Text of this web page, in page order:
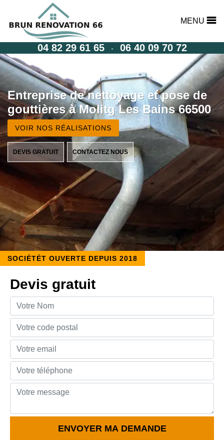
MENU
04 82 29 61 65 - 06 40 09 70 72
Entreprise de nettoyage et pose de
gouttières à Molitg Les Bains 66500
VOIR NOS RÉALISATIONS
DEVIS GRATUIT CONTACTEZ NOUS
SOCIÉTÉT OUVERTE DEPUIS 2018
Devis gratuit